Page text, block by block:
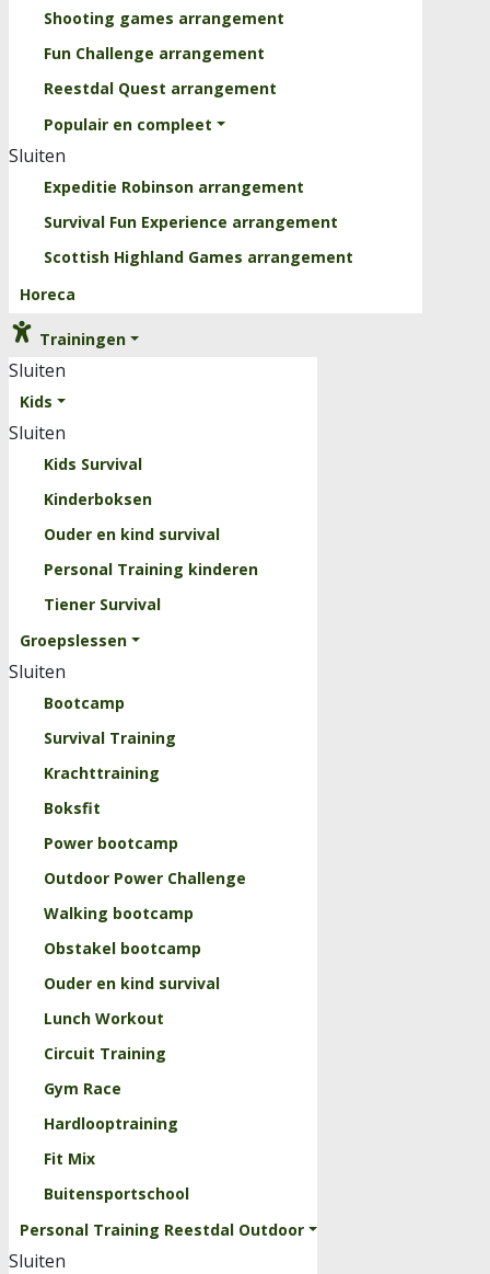
Shooting games arrangement
Fun Challenge arrangement
Reestdal Quest arrangement
Populair en compleet
Sluiten
Expeditie Robinson arrangement
Survival Fun Experience arrangement
Scottish Highland Games arrangement
Horeca
Trainingen
Sluiten
Kids
Sluiten
Kids Survival
Kinderboksen
Ouder en kind survival
Personal Training kinderen
Tiener Survival
Groepslessen
Sluiten
Bootcamp
Survival Training
Krachttraining
Boksfit
Power bootcamp
Outdoor Power Challenge
Walking bootcamp
Obstakel bootcamp
Ouder en kind survival
Lunch Workout
Circuit Training
Gym Race
Hardlooptraining
Fit Mix
Buitensportschool
Personal Training Reestdal Outdoor
Sluiten